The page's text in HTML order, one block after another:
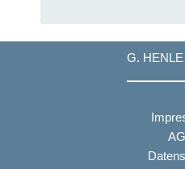
G.